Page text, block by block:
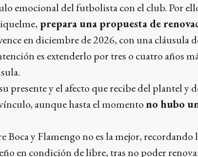
emocional del futbolista con el club. Por
prepara una propuesta de
en diciembre de 2026, con una cláusula
es extenderlo por tres o cuatro años
presente y el afecto que recibe del plantel y
aunque hasta el momentono hubo
Boca y Flamengo no es la mejor, recordando
en condición de libre, tras no poder